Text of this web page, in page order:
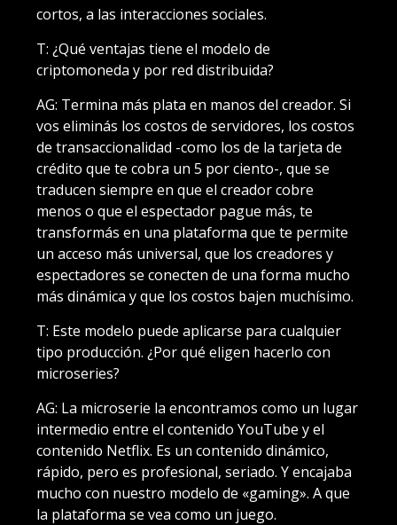
cortos, a las interacciones sociales.
T: ¿Qué ventajas tiene el modelo de
criptomoneda y por red distribuida?
AG: Termina más plata en manos del creador. Si
vos eliminás los costos de servidores, los costos
de transaccionalidad -como los de la tarjeta de
crédito que te cobra un 5 por ciento-, que se
traducen siempre en que el creador cobre
menos o que el espectador pague más, te
transformás en una plataforma que te permite
un acceso más universal, que los creadores y
espectadores se conecten de una forma mucho
más dinámica y que los costos bajen muchísimo.
T: Este modelo puede aplicarse para cualquier
tipo producción. ¿Por qué eligen hacerlo con
microseries?
AG: La microserie la encontramos como un lugar
intermedio entre el contenido YouTube y el
contenido Netflix. Es un contenido dinámico,
rápido, pero es profesional, seriado. Y encajaba
mucho con nuestro modelo de «gaming». A que
la plataforma se vea como un juego.